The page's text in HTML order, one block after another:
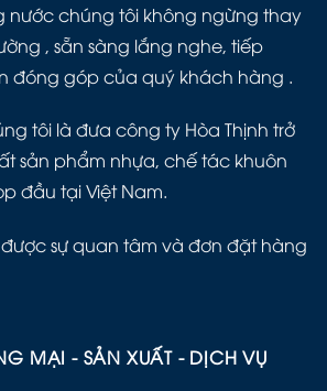
nước chúng tôi không ngừng thay
, sẵn sàng lắng nghe, tiếp
đóng góp của quý khách hàng .
tôi là đưa công ty Hòa Thịnh trở
sản phẩm nhựa, chế tác khuôn
đầu tại Việt Nam.
sự quan tâm và đơn đặt hàng
MẠI - SẢN XUẤT - DỊCH VỤ